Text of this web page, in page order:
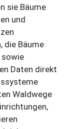
sie Bäume
und
die Bäume
sowie
Daten direkt
Waldwege